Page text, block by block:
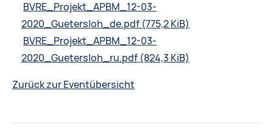
BVRE_Projekt_APBM_12-03-
2020_Guetersloh_de.pdf (775,2 KiB)
BVRE_Projekt_APBM_12-03-
2020_Guetersloh_ru.pdf (824,3 KiB)
Zurück zur Eventübersicht